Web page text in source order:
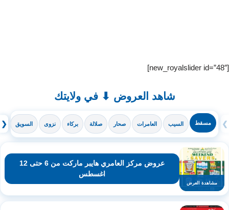
[new_royalslider id=”48″]
شاهد العروض ⬇ في ولايتك
❮ مسقط السيب العامرات صحار صلالة بركاء نزوى السويق ❯
مشاهدة العرض
عروض مركز العامري هايبر ماركت من 6 حتى 12
اغسطس